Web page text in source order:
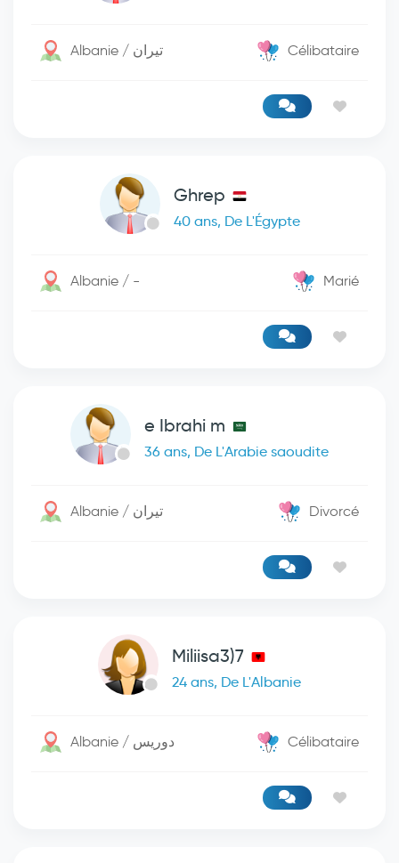
Albanie / تيران Célibataire
Ghrep
40 ans, De L'Égypte
Albanie / - Marié
e Ibrahi m
36 ans, De L'Arabie saoudite
Albanie / تيران Divorcé
Miliisa3)7
24 ans, De L'Albanie
Albanie / دوريس Célibataire